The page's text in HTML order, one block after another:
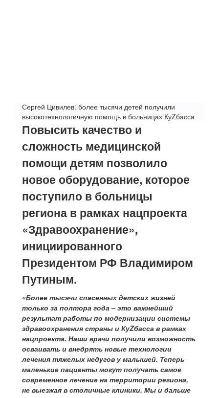
Сергей Цивилев: более тысячи детей получили
высокотехнологичную помощь в больницах КуZбасса
Повысить качество и
сложность медицинской
помощи детям позволило
новое оборудование, которое
поступило в больницы
региона в рамках нацпроекта
«Здравоохранение»,
инициированного
Президентом РФ Владимиром
Путиным.
«Более тысячи спасенных детских жизней
только за полтора года – это важнейший
результат работы по модернизации системы
здравоохранения страны и КуZбасса в рамках
нацпроекта. Наши врачи получили возможность
осваивать и внедрять новые технологии
лечения тяжелых недугов у малышей. Теперь
маленькие пациенты могут получать самое
современное лечение на территории региона,
не выезжая в столичные клиники. Мы и дальше